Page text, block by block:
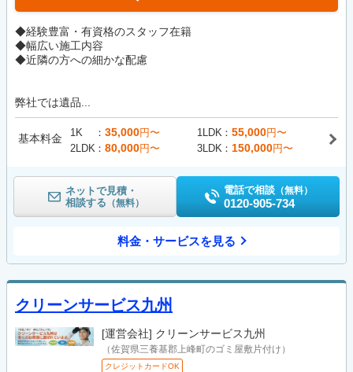
◆経験豊富・有資格のスタッフ在籍
◆幅広い施工内容
◆近隣の方への細かな配慮
弊社では遺品...
基本料金 1K 35,000円〜 1LDK 55,000円〜
2LDK
80,000円〜 3LDK 150,000円〜
ネットで見積・
相談する （無料）
電話で相談 （無料）
0120-905-734
料金・サービスを見る
クリーンサービス九州
[運営会社] クリーンサービス九州
（佐賀県三養基郡上峰町のゴミ屋敷片付け）
クレジットカードOK